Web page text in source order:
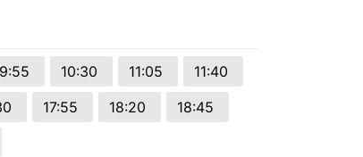
10:30 11:05
11:40
17:55 18:20
18:45